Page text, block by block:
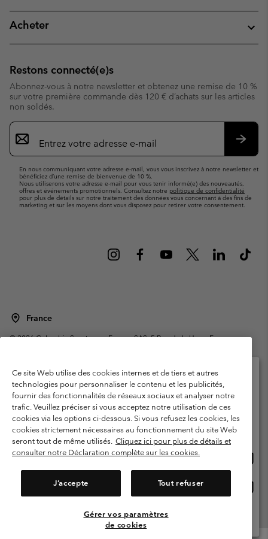
Acheter
Restons connecté(e)s
Abonnez-vous à notre newsletter et obtenez une remise de 10 %
sur votre première commande dès 120 € d’achats sur les articles
non soldés.
Inscription
par
e-
En nous communiquant votre adresse e-mail, vous vous inscrivez à notre newsletter et
bénéficiez d’une remise de bienvenue de 10 %.
Nous utiliserons votre adresse e-mail pour vous tenir informé(e) des nouveautés,
offres et événements promotionnels. Consultez notre politique de confidentialité
pour plus de détails sur notre traitement des données vous concernant à des fins de
marketing et sur les moyens dont vous disposez pour retirer votre consentement.
France
©2026Columbia Sportswear Europe SAS. 5 Rue de la Haye, Espace
Garanties Légales
Politique de confidentialité
Conditions d'utilisation - Membres
Conditions D'utilisation - Contenu généré par l'utilisateur
Impressum
Cookies
Public CBCR
Service client: Lun - Sam de 9h à 13h et de 14h à 18h
Ce site Web utilise des cookies internes et de tiers et autres
technologies pour personnaliser le contenu et les publicités,
fournir des fonctionnalités de réseaux sociaux et analyser notre
trafic. Veuillez préciser si vous acceptez notre utilisation de ces
cookies via les options ci-dessous. Si vous refusez les cookies, les
cookies strictement nécessaires au fonctionnement du site Web
seront tout de même utilisés. Cliquez ici pour plus de détails et
consulter notre Déclaration complète sur les cookies.
J’accepte Tout refuser
Gérer vos paramètres
de cookies
Veuillez sélectionner votre pays d’expédition et
votre langue
Achats en ligne disponibles
United States
ligne
France
Voir Tous Les Pays